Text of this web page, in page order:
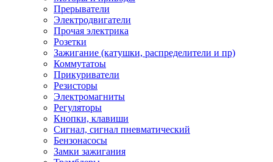
Прерыватели
Электродвигатели
Прочая электрика
Розетки
Зажигание (катушки, распределители и пр)
Коммутатоы
Прикуриватели
Резисторы
Электромагниты
Регуляторы
Кнопки, клавиши
Сигнал, сигнал пневматический
Бензонасосы
Замки зажигания